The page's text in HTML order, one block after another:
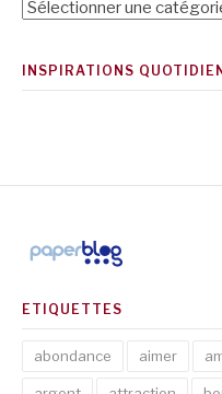
Catégories
INSPIRATIONS
ETIQUETTES
abondance aimer